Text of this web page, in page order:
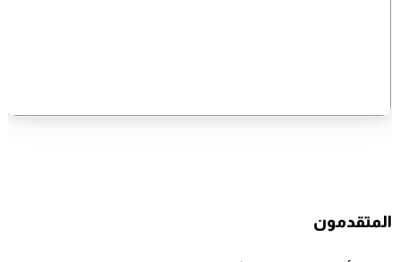
المتقدمون